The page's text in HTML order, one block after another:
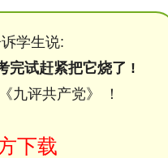
学生说:
完试赶紧把它烧了 !
九评共产党》 ！
下载